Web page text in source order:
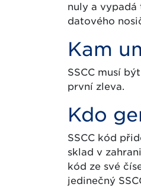
nuly a
datového
Kam
SSCC musí
první zleva.
Kdo
SSCC kód
sklad v
kód ze své
jedinečný